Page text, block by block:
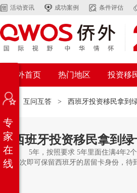
活动资讯 成功案例 条件评估
侨外首页 热门地区 投资移
位置： 互问互答 > 西班牙投资移民拿到
西班牙投资移民拿到
5年，按照要求 5年里面住满4年2个
一次即可保留西班牙的居留卡身份，待
专
家
在
线